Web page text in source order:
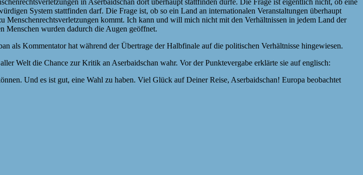
System stattfinden darf. Die Frage ist, ob so ein Land an internationalen Veranstaltungen überhaupt
Menschenrechtsverletzungen kommt. Ich kann und will mich nicht mit den Verhältnissen in jedem Land der
Menschen wurden dadurch die Augen geöffnet.
als Kommentator hat während der Übertrage der Halbfinale auf die politischen Verhältnisse hingewiesen.
Welt die Chance zur Kritik an Aserbaidschan wahr. Vor der Punktevergabe erklärte sie auf englisch:
Und es ist gut, eine Wahl zu haben. Viel Glück auf Deiner Reise, Aserbaidschan! Europa beobachtet